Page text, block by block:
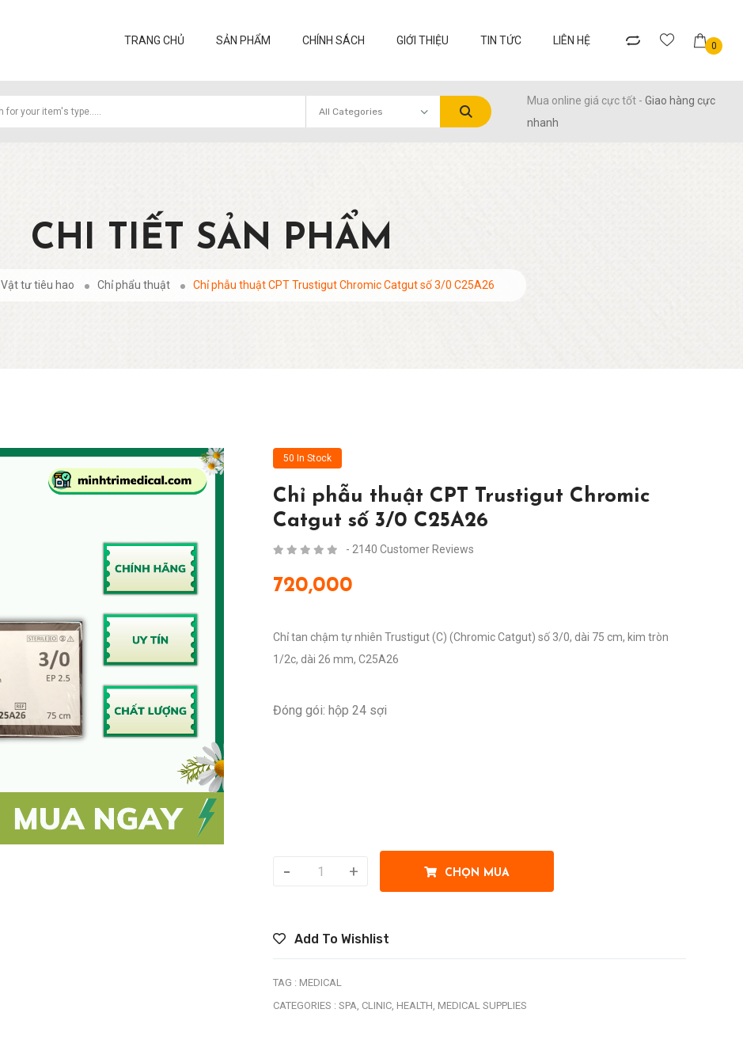
TRANG CHỦ SẢN PHẨM CHÍNH SÁCH GIỚI THIỆU TIN TỨC LIÊN HỆ 0
Mua online giá cực tốt - Giao hàng cực
nhanh
CHI TIẾT SẢN PHẨM
Vật tư tiêu hao Chỉ phẩu thuật Chỉ phẫu thuật CPT Trustigut Chromic Catgut số 3/0 C25A26
50 In Stock
Chỉ phẫu thuật CPT Trustigut Chromic
Catgut số 3/0 C25A26
- 2140 Customer Reviews
720,000
Chỉ tan chậm tự nhiên Trustigut (C) (Chromic Catgut) số 3/0, dài 75 cm, kim tròn
1/2c, dài 26 mm, C25A26
Đóng gói: hộp 24 sợi
- + CHỌN MUA
Add To Wishlist
TAG : MEDICAL
CATEGORIES : SPA, CLINIC, HEALTH, MEDICAL SUPPLIES